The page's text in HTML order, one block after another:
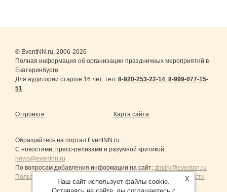
© EventNN.ru, 2006-2026
Полная информация об организации праздничных мероприятий в
Екатеринбурге.
Для аудитории старше 16 лет. тел. 8-920-253-22-14, 8-999-077-15-
51
О проекте Карта сайта
Обращайтесь на портал EventNN.ru:
С новостями, пресс-релизами и разумной критикой:
news@eventnn.ru
По вопросам добавления информации на сайт: dmitry@eventnn.ru
Пользовательское Соглашение и политика конфиденциальности
X
Наш сайт использует файлы cookie.